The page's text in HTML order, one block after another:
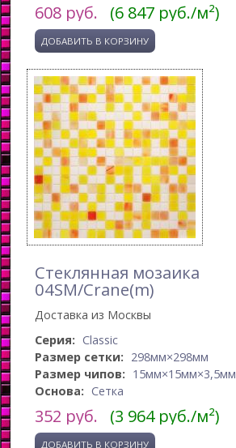
608 руб. (6 847 руб./м²)
Стеклянная мозаика
04SM/Crane(m)
Доставка из Москвы
Серия: Classic
Размер сетки: 298мм×298мм
Размер чипов: 15мм×15мм×3,5мм
Основа: Сетка
352 руб. (3 964 руб./м²)